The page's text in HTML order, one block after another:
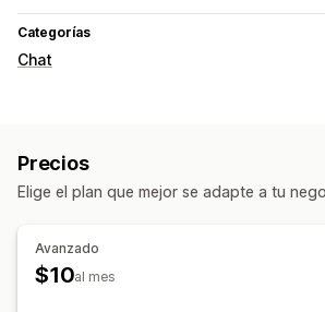
Categorías
Chat
Precios
Elige el plan que mejor se adapte a tu
Avanzado
$10al mes